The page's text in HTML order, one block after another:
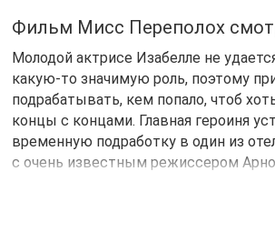
Фильм Мисс Переполох
Молодой актрисе Изабелле не
какую-то значимую роль, поэтому
подрабатывать, кем попало, чтоб
концы с концами. Главная героиня
временную подработку в один из
с очень известным режиссером
это счастливое знакомство станет
карьеры. Воспользовавшись своим